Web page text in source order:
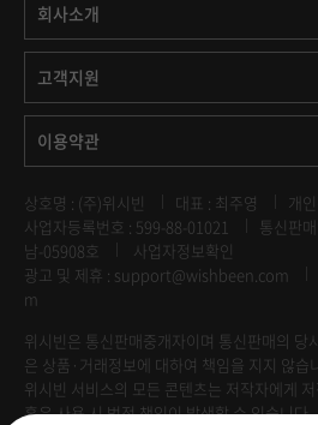
회사소개
고객지원
이용약관
상호명 : (주)위시빈 대표 : 최주영
개
사업자등록번호 : 599-88-01021
통신판
남-05908호
사업자정보확인
광고 및 제휴 : support@wishbeen.com
m
위시빈은 통신판매중개자이며 통신판매의 당
은 상품·거래정보에 대하여 책임을 지지 않습
위시빈 서비스의 모든 콘텐츠는 저작자에게
혹은 사용 시 법적 책임이 발생할 수 있습니다.